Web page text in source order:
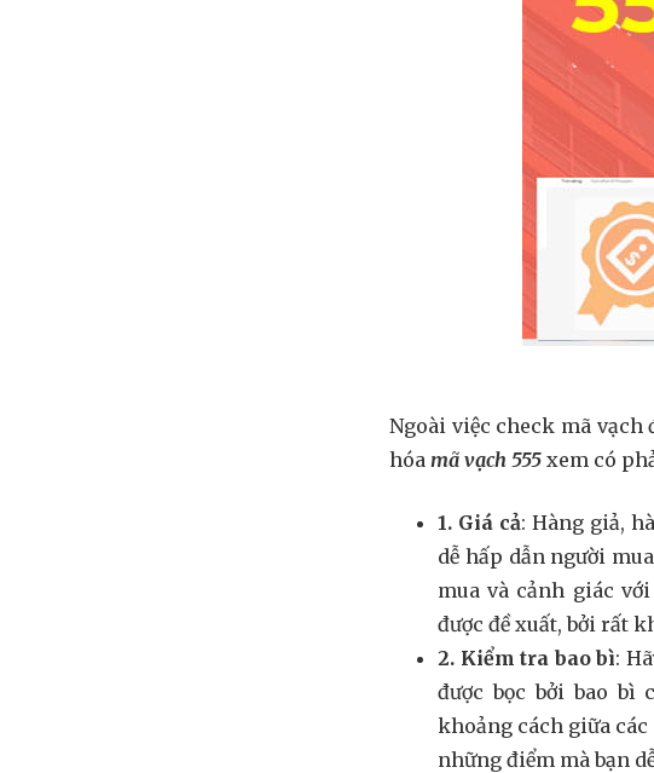
Ngoài việc check mã vạch
hóa mã vạch 555 xem có
1. Giá cả: Hàng giả,
dễ hấp dẫn người
mua và cảnh giác
được đề xuất, bởi rất
2. Kiểm tra bao bì:
được bọc bởi bao bì
khoảng cách giữa các
những điểm mà bạn